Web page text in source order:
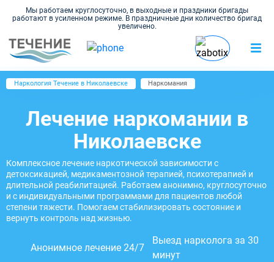
Мы работаем круглосуточно, в выходные и праздники бригады
работают в усиленном режиме. В праздничные дни количество бригад
увеличено.
Наркология Течение в Николаевске Наркомания
Лечение наркомании в
Николаевске
Комплексное лечение наркотической зависимости с
детоксикацией, медикаментозной терапией, психотерапией и
длительной реабилитацией. Работаем анонимно, круглосуточно
и с индивидуальными программами для пациентов любой
степени тяжести. Помогаем стабилизировать состояние и
вернуть контроль над жизнью.
Анонимное лечение 24/7
Выезд нарколога за 30
минут